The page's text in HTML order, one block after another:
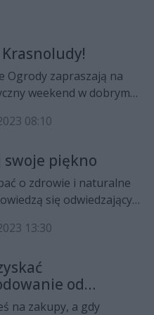
Ogrody zapraszają na
weekend w dobrym
Czeka Cię mnóstwo
aktywność wśród
przyrody. Idealne
dla rozwoju Twojej
jej sprawności fizycznych!
pokazy bębniarskie i
humoru
Zaplanuj
08:10
swoje piękno
o zdrowie i naturalne
się odwiedzający
w Centrum
między innymi
darmowe porady
wskazówki biznesowe
13:30
od
sprawcy?
na zakupy, a gdy